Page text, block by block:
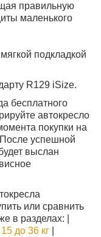
правильную
маленького
подкладкой
R129 iSize.
бесплатного
автокресло
покупки на
успешной
выслан
или сравнить
в разделах: |
до 36 кг